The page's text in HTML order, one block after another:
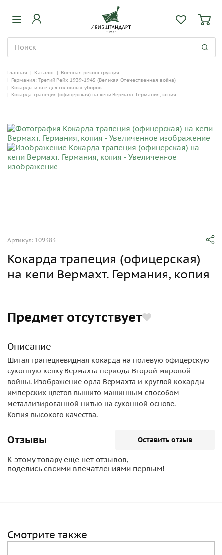
Главная | Каталог | Военная реконструкция
| Германия: Третий Рейх 1939-1945 (Великая Отечественная война)
| Кокарды и всё для головных уборов
| Кокарда трапеция (офицерская) на кепи Вермахт. Германия, копия
Артикул: 109383
Кокарда трапеция (офицерская)
на кепи Вермахт. Германия, копия
Предмет отсутствует
Описание
Шитая трапециевидная кокарда на полевую офицерскую
суконную кепку Вермахта периода Второй мировой
войны. Изображение орла Вермахта и круглой кокарды
имперских цветов вышито машинным способом
металлизированной нитью на суконной основе.
Копия высокого качества.
Отзывы Оставить отзыв
К этому товару еще нет отзывов,
поделись своими впечатлениями первым!
Смотрите также